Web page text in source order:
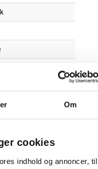
Om
cookies
indhold og annoncer, til